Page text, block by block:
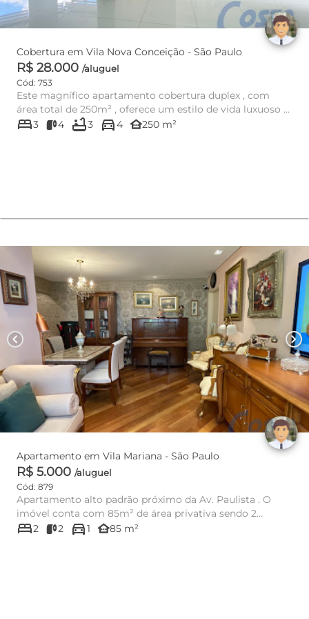
Cobertura em Vila Nova Conceição - São Paulo
R$ 28.000 /aluguel
Cód: 753
Este magnífico apartamento cobertura duplex , com
área total de 250m² , oferece um estilo de vida luxuoso e
conf...
bed3 4 bathtub3 directions_car4 other_houses250 m²
chevron_left chevron_right
Apartamento em Vila Mariana - São Paulo
R$ 5.000 /aluguel
Cód: 879
Apartamento alto padrão próximo da Av. Paulista . O
imóvel conta com 85m² de área privativa sendo 2
quartos espaçoso...
bed2 2 directions_car1 other_houses85 m²